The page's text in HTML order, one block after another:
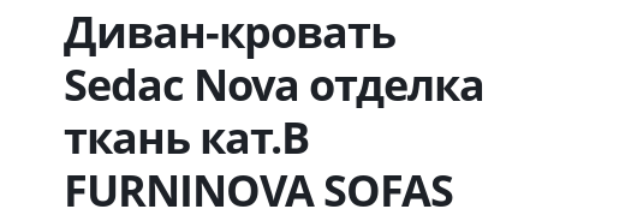
Диван-кровать
Sedac Nova отделка
ткань кат.B
FURNINOVA SOFAS